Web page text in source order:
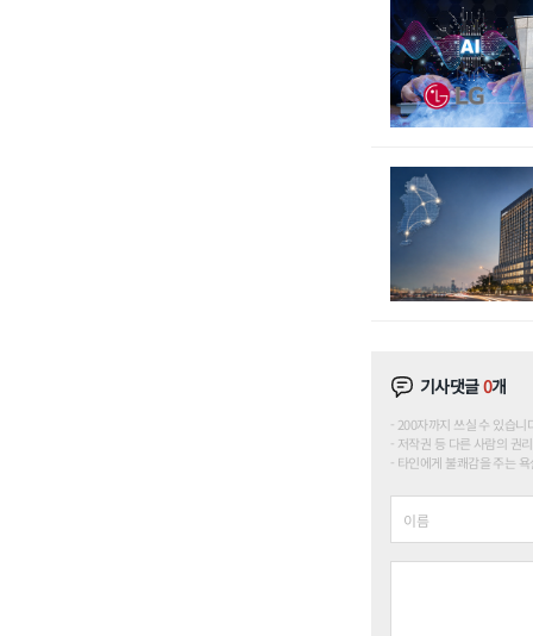
기사댓글0개
200자까지 쓰실 수 있습
저작권 등 다른 사람의 권
타인에게 불쾌감을 주는